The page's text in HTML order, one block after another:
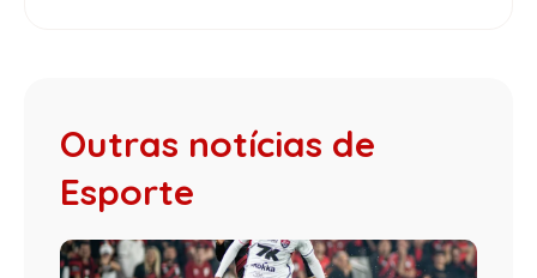
Outras notícias de
Esporte